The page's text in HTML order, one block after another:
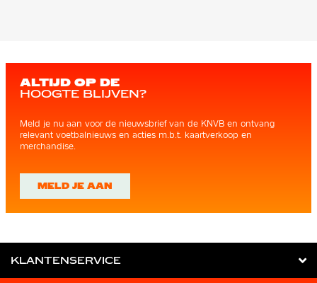
ALTIJD OP DE
HOOGTE BLIJVEN?
Meld je nu aan voor de nieuwsbrief van de KNVB en ontvang
relevant voetbalnieuws en acties m.b.t. kaartverkoop en
merchandise.
MELD JE AAN
KLANTENSERVICE